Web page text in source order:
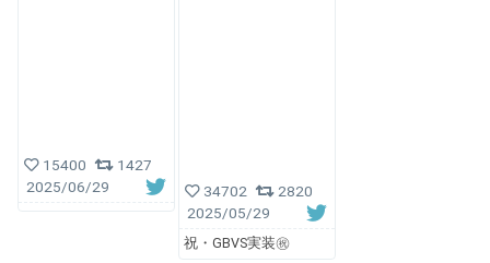
15400
1427
2025/06/29
34702
2820
2025/05/29
祝・GBVS実装㊗️